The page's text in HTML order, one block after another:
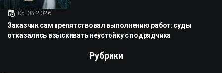
05.08.2026
Заказчик сам препятствовал выполнению работ: суды
отказались взыскивать неустойку с подрядчика
Рубрики